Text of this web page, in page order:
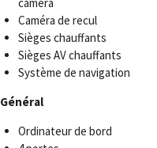
caméra
Caméra de recul
Sièges chauffants
Sièges AV chauffants
Système de navigation
Général
Ordinateur de bord